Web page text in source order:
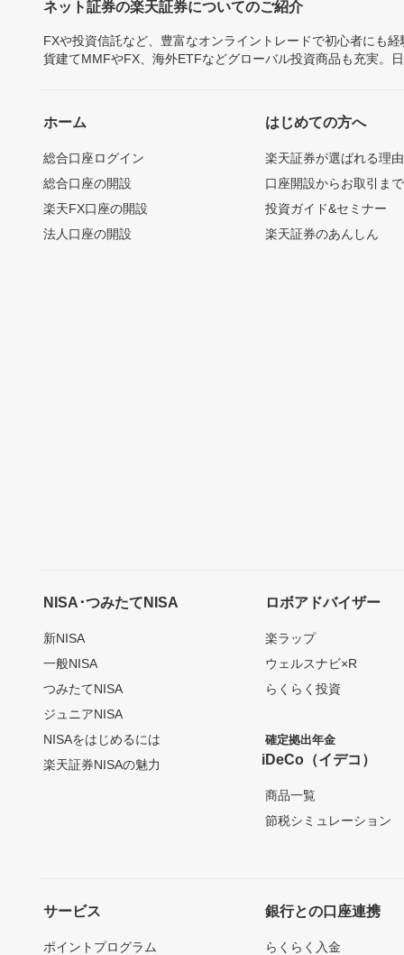
ネット証券の楽天証券についてのご紹介
FXや投資信託など、豊富なオンライントレードで初心者にも
貨建てMMFやFX、海外ETFなどグローバル投資商品も充実。
ホーム
総合口座ログイン
総合口座の開設
楽天FX口座の開設
法人口座の開設
はじめての方へ
楽天証券が選ばれる理由
口座開設からお取引ま
投資ガイド&セミナー
楽天証券のあんしん
NISA･つみたてNISA
新NISA
一般NISA
つみたてNISA
ジュニアNISA
NISAをはじめるには
楽天証券NISAの魅力
ロボアドバイザー
楽ラップ
ウェルスナビ×R
らくらく投資
確定拠出年金
iDeCo（イデコ）
商品一覧
節税シミュレーション
サービス
ポイントプログラム
銀行との口座連携
らくらく入金